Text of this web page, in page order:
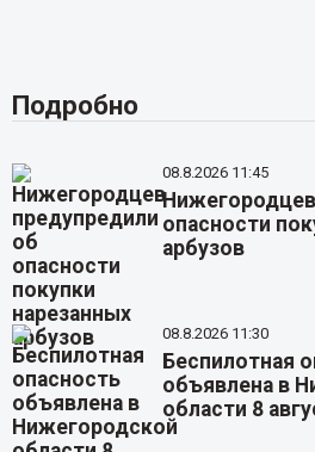
Подробно
08.8.2026 11:45
опасности
арбузов
08.8.2026 11:30
Беспилотная
объявлена в
области 8